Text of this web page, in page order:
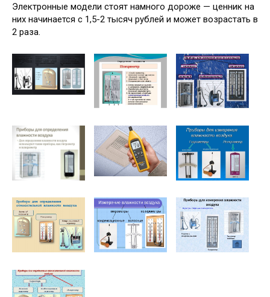
Электронные модели стоят намного дороже — ценник на
них начинается с 1,5-2 тысяч рублей и может возрастать в
2 раза.